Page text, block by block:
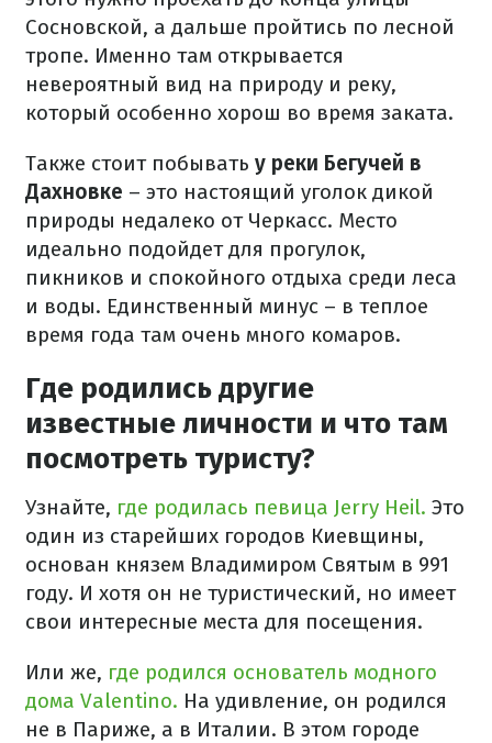
Сосновской, а дальше пройтись по лесной
тропе. Именно там открывается
невероятный вид на природу и реку,
который особенно хорош во время заката.
Также стоит побывать у реки Бегучей в
Дахновке – это настоящий уголок дикой
природы недалеко от Черкасс. Место
идеально подойдет для прогулок,
пикников и спокойного отдыха среди леса
и воды. Единственный минус – в теплое
время года там очень много комаров.
Где родились другие
известные личности и что там
посмотреть туристу?
Узнайте, где родилась певица Jerry Heil. Это
один из старейших городов Киевщины,
основан князем Владимиром Святым в 991
году. И хотя он не туристический, но имеет
свои интересные места для посещения.
Или же, где родился основатель модного
дома Valentino. На удивление, он родился
не в Париже, а в Италии. В этом городе